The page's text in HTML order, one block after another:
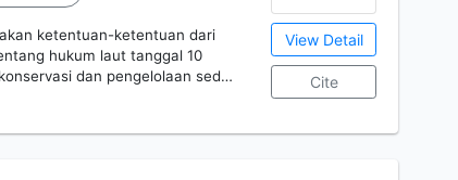
ketentuan-ketentuan dari
hukum laut tanggal 10
dan pengelolaan sed…
View Detail
Cite